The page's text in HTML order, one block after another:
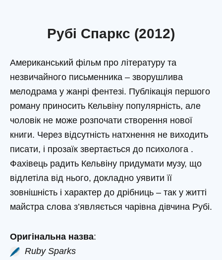
Рубі Спаркс (2012)
Американський фільм про літературу та
незвичайного письменника – зворушлива
мелодрама у жанрі фентезі. Публікація першого
роману приносить Кельвіну популярність, але
чоловік не може розпочати створення нової
книги. Через відсутність натхнення не виходить
писати, і прозаїк звертається до психолога .
Фахівець радить Кельвіну придумати музу, що
відлетіла від нього, докладно уявити її
зовнішність і характер до дрібниць – так у житті
майстра слова з’являється чарівна дівчина Рубі.
Оригінальна назва:
Ruby Sparks